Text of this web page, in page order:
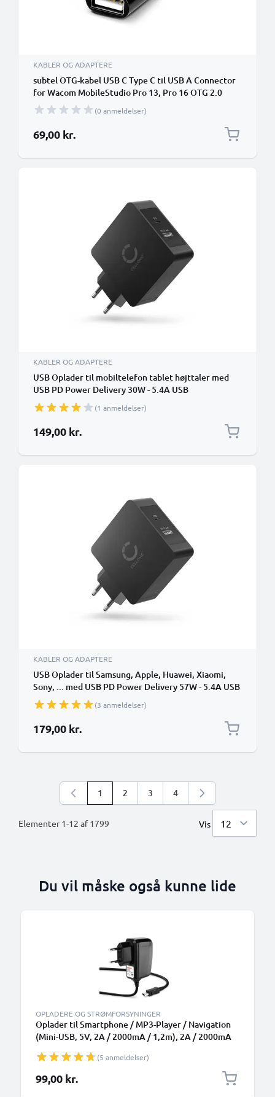
KABLER OG ADAPTERE
subtel OTG-kabel USB C Type C til USB A Connector
for Wacom MobileStudio Pro 13, Pro 16 OTG 2.0
Adapter
(0 anmeldelser)
69,00 kr.
KABLER OG ADAPTERE
USB Oplader til mobiltelefon tablet højttaler med
USB PD Power Delivery 30W - 5.4A USB
hurtigoplader Strømstik til socket
Opladningsadapter
(1 anmeldelser)
149,00 kr.
KABLER OG ADAPTERE
USB Oplader til Samsung, Apple, Huawei, Xiaomi,
Sony, ... med USB PD Power Delivery 57W - 5.4A USB
hurtigoplader Strømstik til socket
Opladningsadapter
(3 anmeldelser)
179,00 kr.
Elementer1-12 af1799
Du læser i øjeblikket side
1 Side
2 Side
3 Side
4
Vis
Du vil måske også kunne lide
OPLADERE OG STRØMFORSYNINGER
Oplader til Smartphone / MP3-Player / Navigation
(Mini-USB, 5V, 2A / 2000mA / 1,2m), 2A / 2000mA
(5 anmeldelser)
99,00 kr.